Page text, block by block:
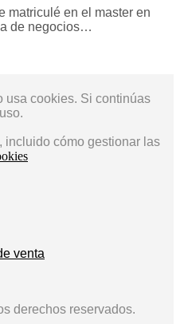
matriculé en el master en
de negocios…
usa cookies. Si continúas
incluido cómo gestionar las
venta
derechos reservados.